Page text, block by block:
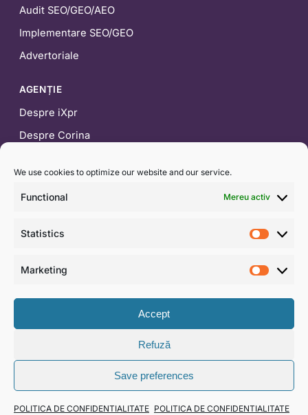
We use cookies to optimize our website and our service.
Functional Mereu activ
Statistics
Marketing
Accept
Refuză
Save preferences
POLITICA DE CONFIDENTIALITATE POLITICA DE CONFIDENTIALITATE
Audit SEO/GEO/AEO
Implementare SEO/GEO
Advertoriale
AGENȚIE
Despre iXpr
Despre Corina
CONTACT
contact@ixpr.ro
© 2026 IXPR DEVELOPMENT & CONSULTING SRL · CUI
RO30062897
Termeni și condiții·Politică de confidențialitate·SAL —